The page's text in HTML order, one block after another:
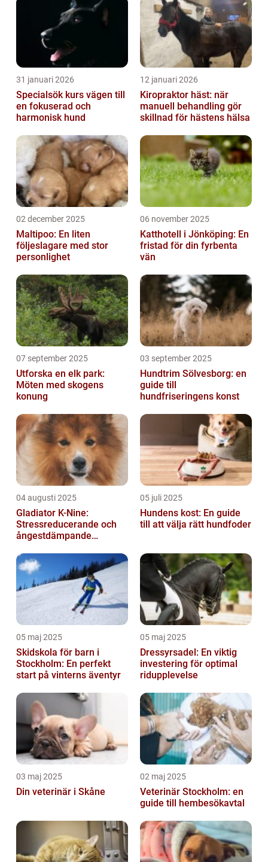
sticker...
31 januari 2026
Specialsök kurs vägen till
en fokuserad och
harmonisk hund
12 januari 2026
Kiropraktor häst: när
manuell behandling gör
skillnad för hästens hälsa
02 december 2025
Maltipoo: En liten
följeslagare med stor
personlighet
06 november 2025
Katthotell i Jönköping: En
fristad för din fyrbenta
vän
07 september 2025
Utforska en elk park:
Möten med skogens
konung
03 september 2025
Hundtrim Sölvesborg: en
guide till
hundfriseringens konst
04 augusti 2025
Gladiator K-Nine:
Stressreducerande och
ångestdämpande
05 juli 2025
Hundens kost: En guide
till att välja rätt hundfoder
05 maj 2025
Skidskola för barn i
Stockholm: En perfekt
start på vinterns äventyr
05 maj 2025
Dressyrsadel: En viktig
investering för optimal
ridupplevelse
03 maj 2025
Din veterinär i Skåne
02 maj 2025
Veterinär Stockholm: en
guide till hembesökavtal